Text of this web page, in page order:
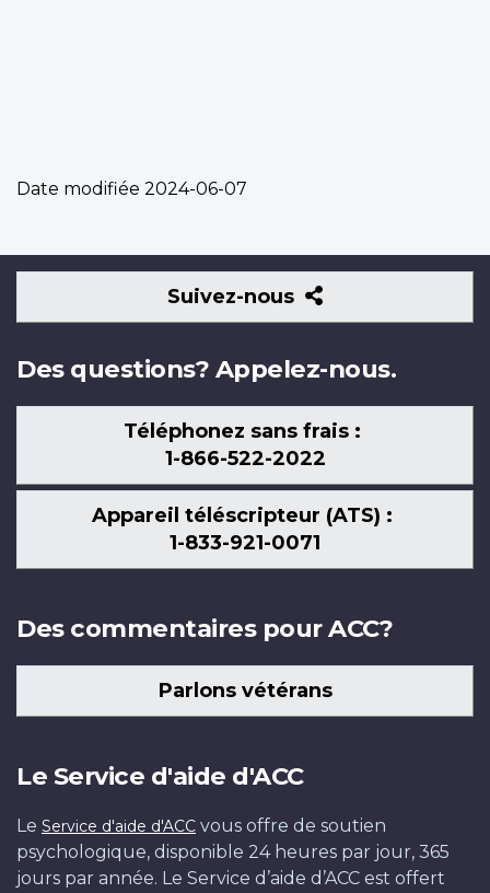
Date modifiée 2024-06-07
Suivez-nous
Suivez-
nous
Des questions? Appelez-nous.
Téléphonez sans frais :
1-866-522-2022
Appareil téléscripteur (ATS) :
1-833-921-0071
Des commentaires pour ACC?
Parlons vétérans
Le Service d'aide d'ACC
Le Service d'aide d'ACC vous offre de soutien
psychologique, disponible 24 heures par jour, 365
jours par année. Le Service d’aide d’ACC est offert